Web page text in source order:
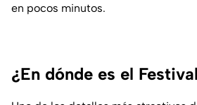
en pocos minutos.
¿En dónde es el